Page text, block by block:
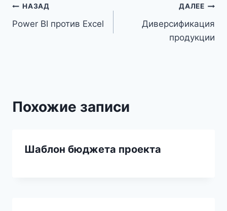
Навигация
по
НАЗАД
Power BI против Excel
ДАЛЕЕ
Диверсификация
продукции
Похожие записи
Шаблон бюджета проекта